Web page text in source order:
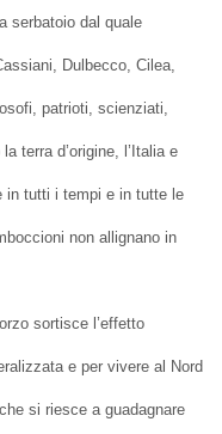
serbatoio dal quale
Dulbecco, Cilea,
patrioti, scienziati,
terra d’origine, l’Italia e
in tutti i tempi e in tutte le
non allignano in
sortisce l’effetto
e per vivere al Nord
si riesce a guadagnare